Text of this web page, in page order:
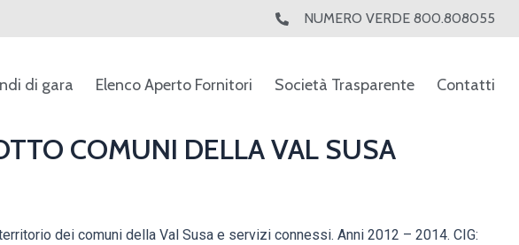
NUMERO VERDE 800.808055
di gara Elenco Aperto Fornitori Società Trasparente Contatti
COMUNI DELLA VAL SUSA
dei comuni della Val Susa e servizi connessi. Anni 2012 – 2014. CIG: